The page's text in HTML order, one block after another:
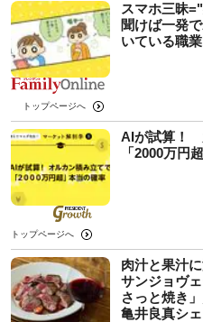
スマホ三昧
聞けば一発
いている職
トップページへ
AIが試算！
「2000万円
トップページへ
肉汁と果汁
サンジョヴ
さっと焼き
亀井良真シ